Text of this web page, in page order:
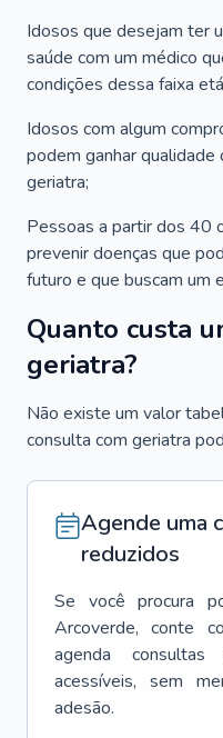
Idosos que desejam ter
saúde com um médico
condições dessa faixa
Idosos com algum
podem ganhar qualidade
geriatra;
Pessoas a partir dos 40
prevenir doenças que
futuro e que buscam um
Quanto custa
geriatra?
Não existe um valor
consulta com geriatra
Agende uma
reduzidos
Se você procura
Arcoverde, conte
agenda
acessíveis, sem
adesão.